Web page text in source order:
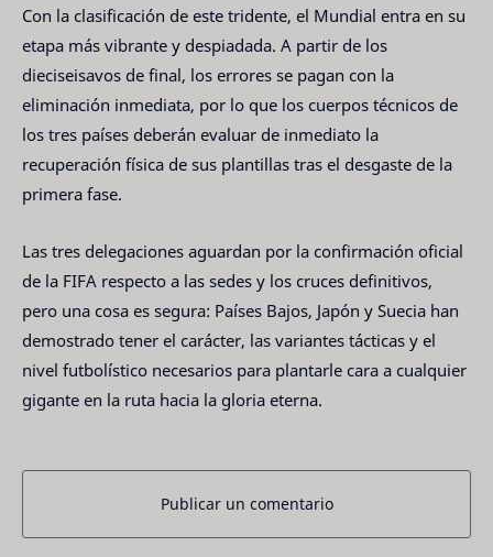
Con la clasificación de este tridente, el Mundial entra en su
etapa más vibrante y despiadada. A partir de los
dieciseisavos de final, los errores se pagan con la
eliminación inmediata, por lo que los cuerpos técnicos de
los tres países deberán evaluar de inmediato la
recuperación física de sus plantillas tras el desgaste de la
primera fase.
Las tres delegaciones aguardan por la confirmación oficial
de la FIFA respecto a las sedes y los cruces definitivos,
pero una cosa es segura: Países Bajos, Japón y Suecia han
demostrado tener el carácter, las variantes tácticas y el
nivel futbolístico necesarios para plantarle cara a cualquier
gigante en la ruta hacia la gloria eterna.
Publicar un comentario